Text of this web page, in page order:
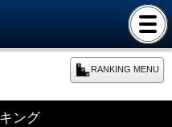
RANKING MENU
ング